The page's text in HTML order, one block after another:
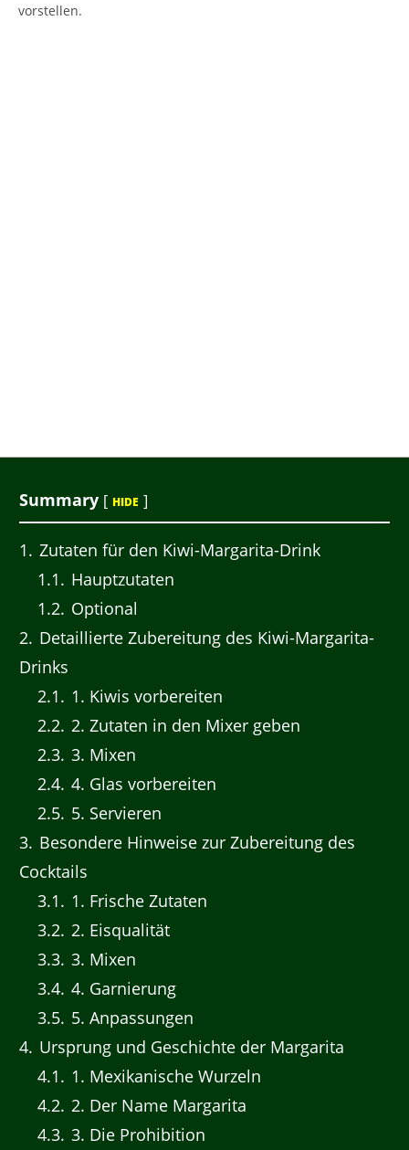
vorstellen.
Summary [ HIDE ]
1
Zutaten für den Kiwi-Margarita-Drink
1.1
Hauptzutaten
1.2 Optional
2 Detaillierte Zubereitung des Kiwi-Margarita-
Drinks
2.1
1. Kiwis vorbereiten
2.2 2. Zutaten in den Mixer geben
2.3 3. Mixen
2.4 4. Glas vorbereiten
2.5 5. Servieren
3 Besondere Hinweise zur Zubereitung des
Cocktails
3.1
1. Frische Zutaten
3.2 2. Eisqualität
3.3 3. Mixen
3.4 4. Garnierung
3.5 5. Anpassungen
4 Ursprung und Geschichte der Margarita
4.1
1. Mexikanische Wurzeln
4.2 2. Der Name Margarita
4.3 3. Die Prohibition